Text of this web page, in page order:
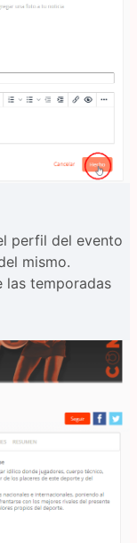
perfil del evento
mismo.
las temporadas